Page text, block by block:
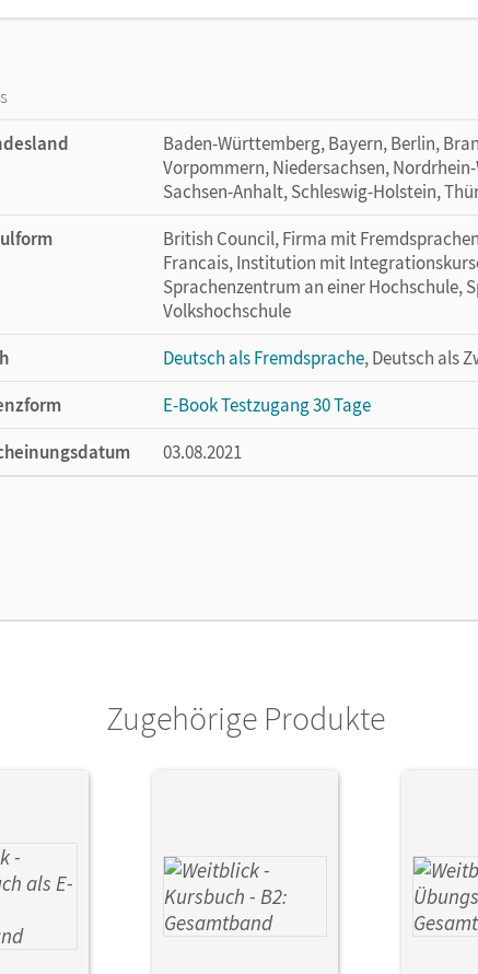
in Ihrem Learning Management System (LMS) nutzen? Kein
ganz einfach in Ihr LMS integrieren. Melden Sie sich
cornelsen.de/service/berater
Baden-Württemberg, Bayern, Berlin,
Vorpommern, Niedersachsen,
Sachsen-Anhalt, Schleswig-Holstein,
British Council, Firma mit
Francais, Institution mit
Sprachenzentrum an einer Hochschule,
Volkshochschule
Deutsch als Fremdsprache, Deutsch als
E-Book Testzugang 30 Tage
03.08.2021
Scheliga, Matthias; Würz, Ulrike
Zugehörige Produkte